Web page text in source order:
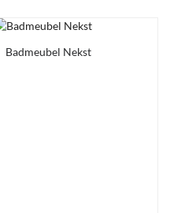
Badmeubel Nekst